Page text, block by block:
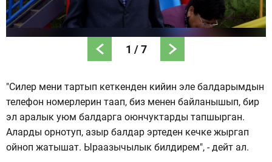
1 /7
"Силер мени тартып кеткенден кийин эле балдарымдын
телефон номерлерин таап, биз менен байланышып, бир
эл аралык уюм балдарга оюнчуктарды тапшырган.
Аларды орнотуп, азыр балдар эртеден кечке жыргап
ойноп жатышат. Ыраазычылык билдирем", - дейт ал.